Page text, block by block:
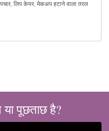
, लिप केयर, मेकअप हटाने वाला तरल
पूछताछ है?